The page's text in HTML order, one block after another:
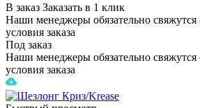
В заказ Заказать в 1 клик
Наши менеджеры обязательно свяжутся
условия заказа
Под заказ
Наши менеджеры обязательно свяжутся
условия заказа